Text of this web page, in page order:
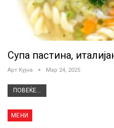
Супа пастина,
Арт Кујна Мар 24, 2025
ПОВЕЌЕ...
МЕНИ